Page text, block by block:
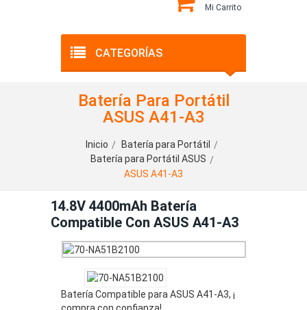
CATEGORÍAS
Mi Carrito
Batería Para Portátil
ASUS A41-A3
Inicio
Batería para Portátil
Batería para Portátil ASUS
ASUS A41-A3
14.8V 4400mAh Batería
Compatible Con ASUS A41-A3
Batería Compatible para ASUS A41-A3, ¡